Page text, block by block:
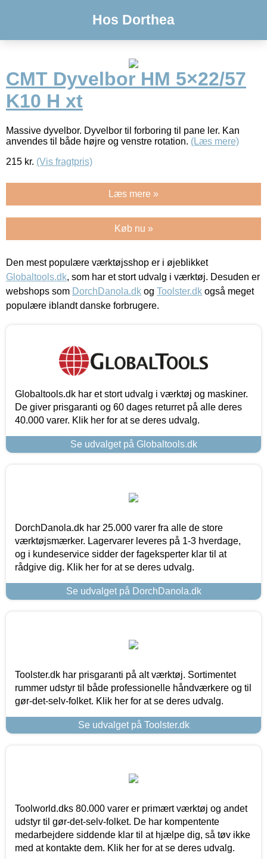
Hos Dorthea
CMT Dyvelbor HM 5×22/57
K10 H xt
Massive dyvelbor. Dyvelbor til forboring til pane ler. Kan
anvendes til både højre og venstre rotation. (Læs mere)
215 kr. (Vis fragtpris)
Læs mere »
Køb nu »
Den mest populære værktøjsshop er i øjeblikket
Globaltools.dk, som har et stort udvalg i værktøj. Desuden er
webshops som DorchDanola.dk og Toolster.dk også meget
populære iblandt danske forbrugere.
Globaltools.dk har et stort udvalg i værktøj og maskiner.
De giver prisgaranti og 60 dages returret på alle deres
40.000 varer. Klik her for at se deres udvalg.
Se udvalget på Globaltools.dk
DorchDanola.dk har 25.000 varer fra alle de store
værktøjsmærker. Lagervarer leveres på 1-3 hverdage,
og i kundeservice sidder der fageksperter klar til at
rådgive dig. Klik her for at se deres udvalg.
Se udvalget på DorchDanola.dk
Toolster.dk har prisgaranti på alt værktøj. Sortimentet
rummer udstyr til både professionelle håndværkere og til
gør-det-selv-folket. Klik her for at se deres udvalg.
Se udvalget på Toolster.dk
Toolworld.dks 80.000 varer er primært værktøj og andet
udstyr til gør-det-selv-folket. De har kompentente
medarbejdere siddende klar til at hjælpe dig, så tøv ikke
med at kontakte dem. Klik her for at se deres udvalg.